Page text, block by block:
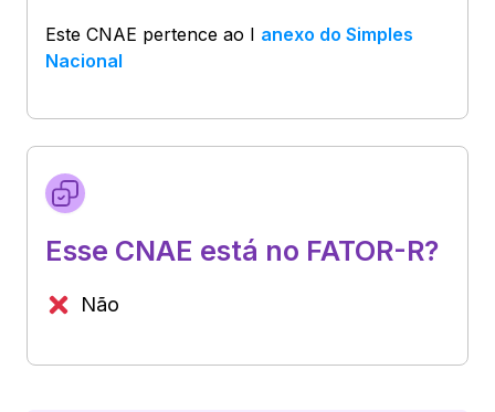
Este CNAE pertence ao I anexo do Simples
Nacional
Esse CNAE está no FATOR-R?
Não